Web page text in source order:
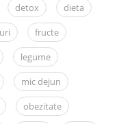
detox
dieta
fructe
legume
mic dejun
obezitate